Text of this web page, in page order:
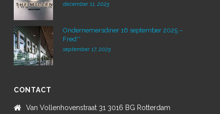
december 11, 2025
Ondernemersdiner 16 september 2025 –
Fred**
september 17, 2025
CONTACT
Van Vollenhovenstraat 31 3016 BG Rotterdam